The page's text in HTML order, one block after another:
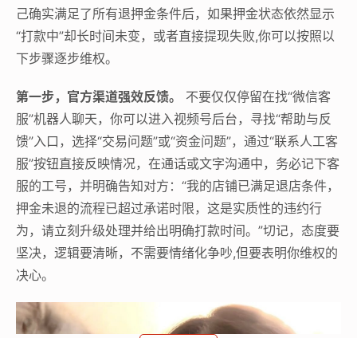
己确实满足了所有退押金条件后，如果押金状态依然显示
“打款中”却长时间未变，或者直接提现失败,你可以按照以
下步骤逐步维权。
第一步，官方渠道强效反馈。
不要仅仅停留在找“微信客
服”机器人聊天，你可以进入视频号后台，寻找“帮助与反
馈”入口，选择“交易问题”或“资金问题”，通过“联系人工客
服”按钮直接反映情况，在通话或文字沟通中，务必记下客
服的工号，并明确告知对方：“我的店铺已满足退店条件，
押金未退的流程已超过承诺时限，这是实质性的违约行
为，请立刻升级处理并给出明确打款时间。”切记，态度要
坚决，逻辑要清晰，不需要情绪化争吵,但要表明你维权的
决心。